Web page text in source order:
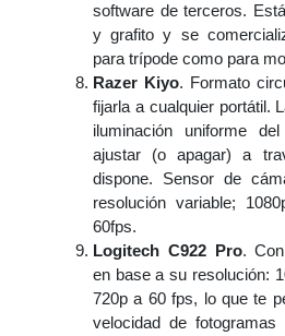
software de terceros.
y grafito y se
para trípode como para
Razer Kiyo. Formato
fijarla a cualquier portátil.
iluminación uniforme
ajustar (o apagar) a
dispone. Sensor de
resolución variable;
60fps.
Logitech C922 Pro.
en base a su resolución:
720p a 60 fps, lo que te
velocidad de